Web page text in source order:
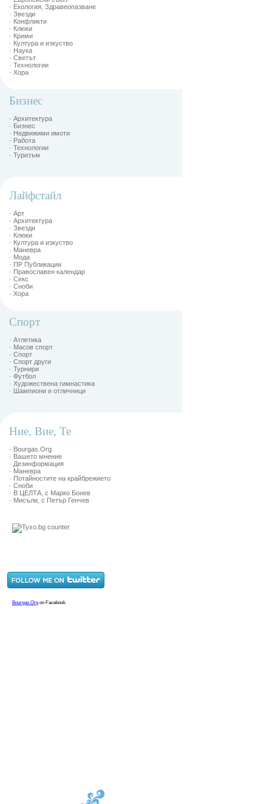
· Екология, Здравеопазване
· Звезди
· Конфликти
· Клюки
· Крими
· Култура и изкуство
· Наука
· Светът
· Технологии
· Хора
Бизнес
· Архитектура
· Бизнес
· Недвижими имоти
· Работа
· Технологии
· Туризъм
Лайфстайл
· Арт
· Архитектура
· Звезди
· Клюки
· Култура и изкуство
· Маневра
· Мода
· ПР Публикации
· Православен календар
· Секс
· Сноби
· Хора
Спорт
· Атлетика
· Масов спорт
· Спорт
· Спорт други
· Турнири
· Футбол
· Художествена гимнастика
· Шампиони и отличници
Ние, Вие, Те
· Bourgas.Org
· Вашето мнение
· Дезинформация
· Маневра
· Потайностите на крайбрежието
· Сноби
· В ЦЕЛТА, с Марко Бонев
· Мисъли, с Петър Генчев